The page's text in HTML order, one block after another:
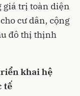
giá trị toàn diện
cư dân, cộng
đô thị thịnh
khai hệ
tế